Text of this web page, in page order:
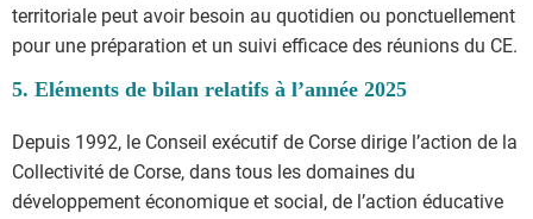
territoriale peut avoir besoin au quotidien ou ponctuellement
pour une préparation et un suivi efficace des réunions du CE.
5. Eléments de bilan relatifs à l’année 2025
Depuis 1992, le Conseil exécutif de Corse dirige l’action de la
Collectivité de Corse, dans tous les domaines du
développement économique et social, de l’action éducative